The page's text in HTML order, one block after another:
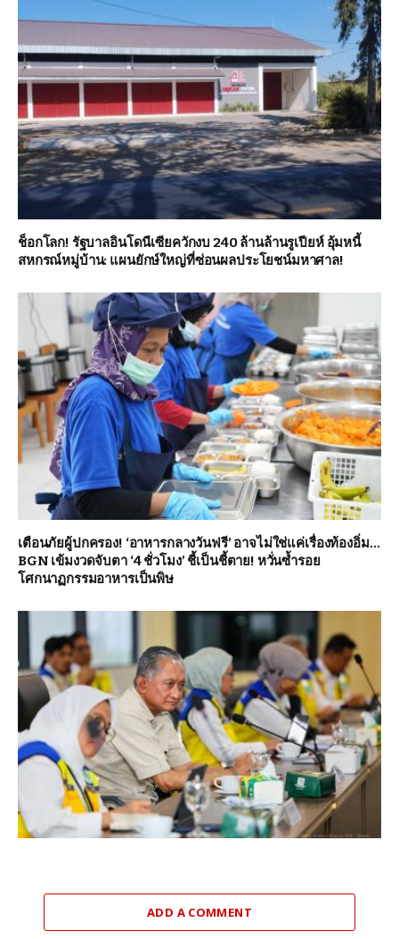
ช็อกโลก! รัฐบาลอินโดนีเซียควักงบ 240 ล้านล้านรูเปียห์ อุ้มหนี้
สหกรณ์หมู่บ้าน: แผนยักษ์ใหญ่ที่ซ่อนผลประโยชน์มหาศาล!
เตือนภัยผู้ปกครอง! ‘อาหารกลางวันฟรี’ อาจไม่ใช่แค่เรื่องท้องอิ่ม…
BGN เข้มงวดจับตา ‘4 ชั่วโมง’ ชี้เป็นชี้ตาย! หวั่นซ้ำรอย
โศกนาฏกรรมอาหารเป็นพิษ
ADD A COMMENT